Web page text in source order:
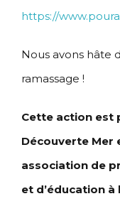
https://
Nous avons hâte
ramassage !
Cette action est
Découverte Mer
association de
et d’éducation à